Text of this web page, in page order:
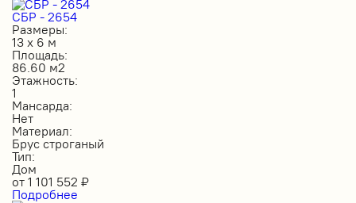
СБР - 2654
Размеры:
13 х 6 м
Площадь:
86.60 м2
Этажность:
1
Мансарда:
Нет
Материал:
Брус строганый
Тип:
Дом
от 1 101 552 ₽
Подробнее